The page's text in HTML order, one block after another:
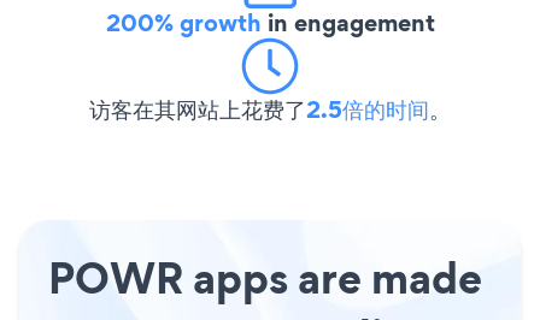
200% growth in engagement
访客在其网站上花费了2.5倍的时间。
POWR apps are made